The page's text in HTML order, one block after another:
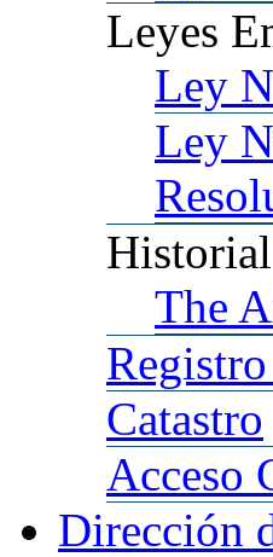
Leyes
Ley
Ley
Historial
The
Registro
Catastro
Acceso
Dirección